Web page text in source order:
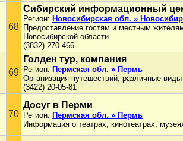
68
Сибирский информационный
Регион: Новосибирская обл. »
Предоставление гостям и местным
Новосибирской области.
(3832) 270-466
69
Голден тур, компания
Регион: Пермская обл. » Пермь
Организация путешествий, различные
(3422) 20-05-81
70
Досуг в Перми
Регион: Пермская обл. » Пермь
Информация о театрах, кинотеатрах,